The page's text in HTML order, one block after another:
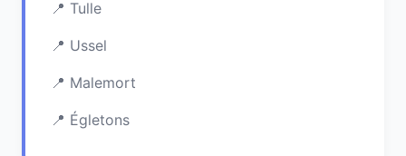
Tulle
Ussel
Malemort
Égletons